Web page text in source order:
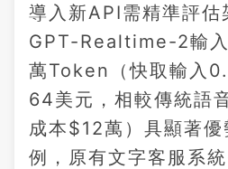
導入新API需精準評估
GPT-Realtime-2輸
萬Token（快取輸入
64美元，相較傳統語
成本$12萬）具顯著優
例，原有文字客服系